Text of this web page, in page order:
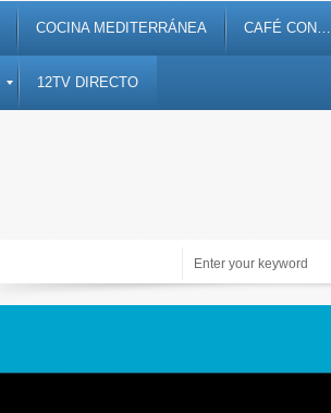
COCINA MEDITERRÁNEA CAFÉ CON…
12TV DIRECTO
Periodismo de proximidad en 12tv.es